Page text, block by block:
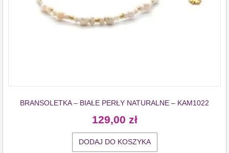
BRANSOLETKA – BIAŁE PERŁY NATURALNE – KAM1022
129,00 zł
DODAJ DO KOSZYKA